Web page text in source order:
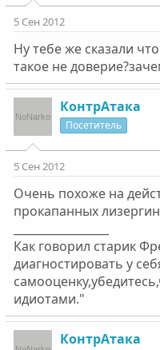
5 Сен 2012
Ну тебе же сказали
такое не
КонтрАтака
Посетитель
5 Сен 2012
Очень похоже на
прокапанных
Как говорил старик
диагностировать у
идиотами."
КонтрАтака